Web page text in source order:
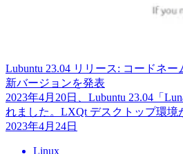
Lubuntu 23.04 リリース: コードネー
新バージョンを発表
2023年4月20日、Lubuntu 23.04「
れました。LXQt デスクトップ環
2023年4月24日
Linux